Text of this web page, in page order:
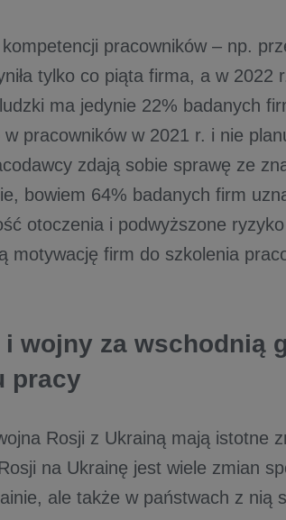
pracowników – np.
tylko co piąta firma, a w 2022
ma jedynie 22% badanych
pracowników w 2021 r. i nie
zdają sobie sprawę ze
bowiem 64% badanych firm
otoczenia i podwyższone ryzyko
motywację firm do szkolenia
wojny za wschodnią
pracy
Rosji z Ukrainą mają istotne
na Ukrainę jest wiele zmian
ale także w państwach z nią